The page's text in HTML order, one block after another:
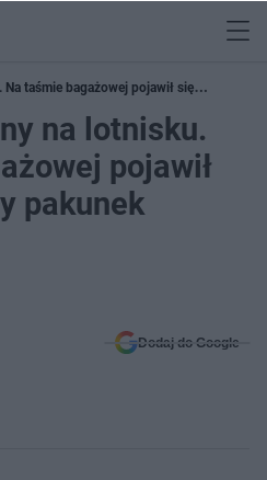
taśmie bagażowej pojawił się
na lotnisku.
pojawił
pakunek
Dodaj do Google